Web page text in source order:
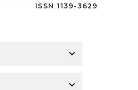
ISSN 1139-3629